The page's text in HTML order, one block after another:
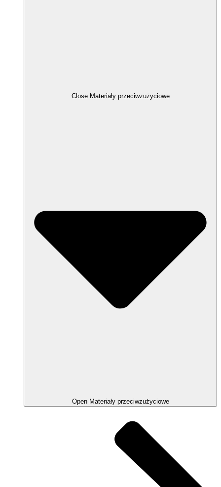
Close Materiały przeciwzużyciowe
Open Materiały przeciwzużyciowe